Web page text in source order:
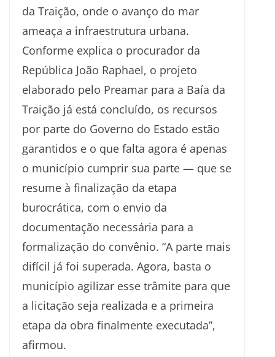
da Traição, onde o avanço do mar
ameaça a infraestrutura urbana.
Conforme explica o procurador da
República João Raphael, o projeto
elaborado pelo Preamar para a Baía da
Traição já está concluído, os recursos
por parte do Governo do Estado estão
garantidos e o que falta agora é apenas
o município cumprir sua parte — que se
resume à finalização da etapa
burocrática, com o envio da
documentação necessária para a
formalização do convênio. “A parte mais
difícil já foi superada. Agora, basta o
município agilizar esse trâmite para que
a licitação seja realizada e a primeira
etapa da obra finalmente executada”,
afirmou.